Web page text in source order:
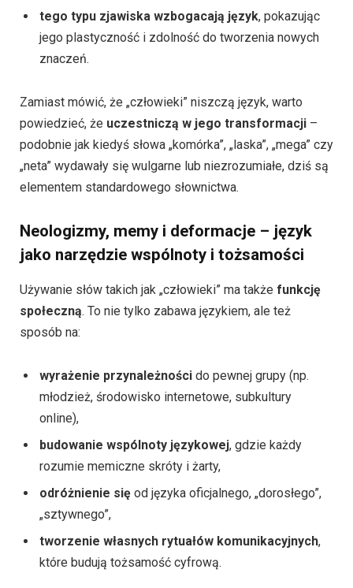
tego typu zjawiska wzbogacają język, pokazując
jego plastyczność i zdolność do tworzenia nowych
znaczeń.
Zamiast mówić, że „człowieki” niszczą język, warto
powiedzieć, że uczestniczą w jego transformacji –
podobnie jak kiedyś słowa „komórka”, „laska”, „mega” czy
„neta” wydawały się wulgarne lub niezrozumiałe, dziś są
elementem standardowego słownictwa.
Neologizmy, memy i deformacje – język
jako narzędzie wspólnoty i tożsamości
Używanie słów takich jak „człowieki” ma także funkcję
społeczną. To nie tylko zabawa językiem, ale też
sposób na:
wyrażenie przynależności do pewnej grupy (np.
młodzież, środowisko internetowe, subkultury
online),
budowanie wspólnoty językowej, gdzie każdy
rozumie memiczne skróty i żarty,
odróżnienie się od języka oficjalnego, „dorosłego”,
„sztywnego”,
tworzenie własnych rytuałów komunikacyjnych,
które budują tożsamość cyfrową.